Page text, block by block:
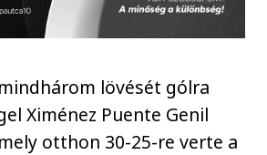
mindhárom lövését gólra
Ximénez Puente Genil
otthon 30-25-re verte a